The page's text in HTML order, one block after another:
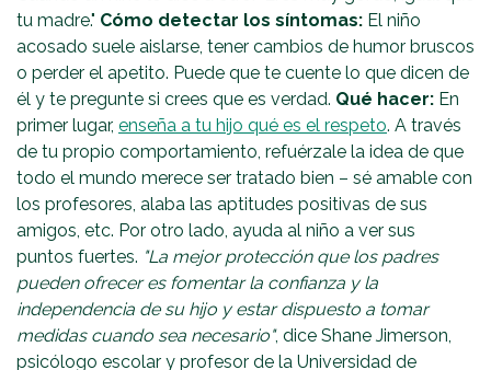
tu madre." Cómo detectar los síntomas: El niño
acosado suele aislarse, tener cambios de humor bruscos
o perder el apetito. Puede que te cuente lo que dicen de
él y te pregunte si crees que es verdad. Qué hacer: En
primer lugar, enseña a tu hijo qué es el respeto. A través
de tu propio comportamiento, refuérzale la idea de que
todo el mundo merece ser tratado bien – sé amable con
los profesores, alaba las aptitudes positivas de sus
amigos, etc. Por otro lado, ayuda al niño a ver sus
puntos fuertes. "La mejor protección que los padres
pueden ofrecer es fomentar la confianza y la
independencia de su hijo y estar dispuesto a tomar
medidas cuando sea necesario", dice Shane Jimerson,
psicólogo escolar y profesor de la Universidad de